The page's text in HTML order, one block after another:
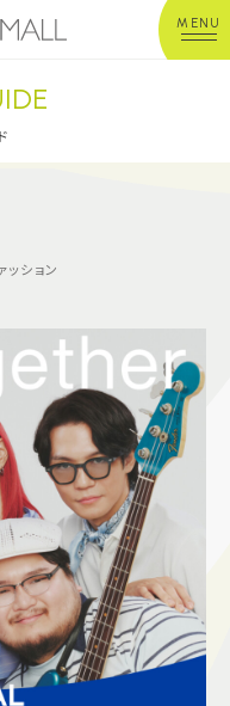
MENU
なる
ス
場
ッション